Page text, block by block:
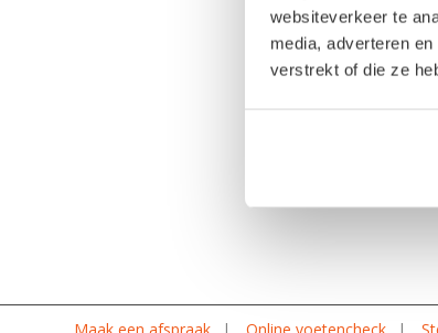
websiteverkeer te
media, adverteren
verstrekt of die ze
3D-printen van
gaat
medische en
bijvoorbeeld